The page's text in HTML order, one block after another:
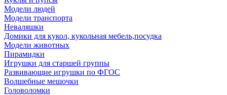
Модели людей
Модели транспорта
Неваляшки
Домики для кукол, кукольная мебель,посудка
Модели животных
Пирамидки
Игрушки для старшей группы
Развивающие игрушки по ФГОС
Волшебные мешочки
Головоломки